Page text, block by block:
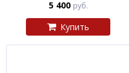
5 400 руб.
Купить